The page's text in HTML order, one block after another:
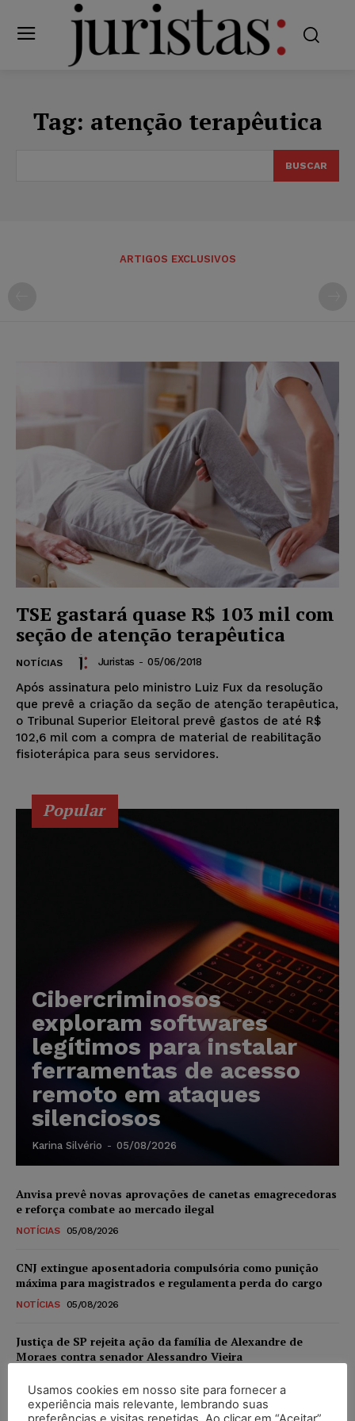
Tag: atenção terapêutica
BUSCAR
ARTIGOS EXCLUSIVOS
TSE gastará quase R$ 103 mil com
seção de atenção terapêutica
NOTÍCIAS Juristas - 05/06/2018
Após assinatura pelo ministro Luiz Fux da resolução
que prevê a criação da seção de atenção terapêutica,
o Tribunal Superior Eleitoral prevê gastos de até R$
102,6 mil com a compra de material de reabilitação
fisioterápica para seus servidores.
Popular
Cibercriminosos
exploram softwares
legítimos para instalar
ferramentas de acesso
remoto em ataques
silenciosos
Karina Silvério - 05/08/2026
Anvisa prevê novas aprovações de canetas emagrecedoras
e reforça combate ao mercado ilegal
NOTÍCIAS 05/08/2026
CNJ extingue aposentadoria compulsória como punição
máxima para magistrados e regulamenta perda do cargo
NOTÍCIAS 05/08/2026
Justiça de SP rejeita ação da família de Alexandre de
Moraes contra senador Alessandro Vieira
Conselho Nacional de Justiça determina afastamento da
Usamos cookies em nosso site para fornecer a
experiência mais relevante, lembrando suas